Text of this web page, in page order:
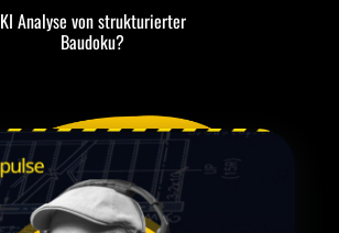
KI Analyse von strukturierter
Baudoku?